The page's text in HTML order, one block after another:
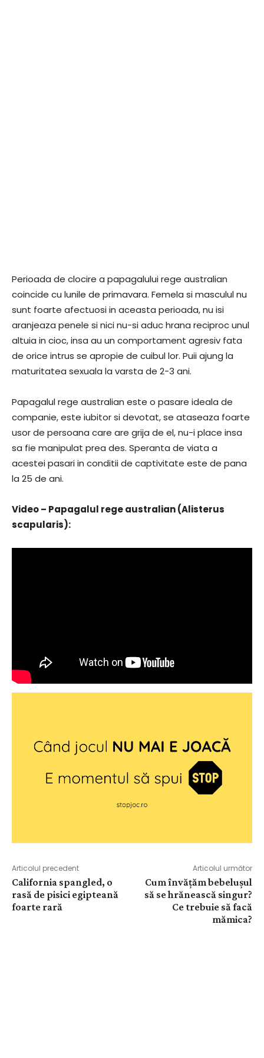
Perioada de clocire a papagalului rege australian
coincide cu lunile de primavara. Femela si masculul nu
sunt foarte afectuosi in aceasta perioada, nu isi
aranjeaza penele si nici nu-si aduc hrana reciproc unul
altuia in cioc, insa au un comportament agresiv fata
de orice intrus se apropie de cuibul lor. Puii ajung la
maturitatea sexuala la varsta de 2-3 ani.
Papagalul rege australian este o pasare ideala de
companie, este iubitor si devotat, se ataseaza foarte
usor de persoana care are grija de el, nu-i place insa
sa fie manipulat prea des. Speranta de viata a
acestei pasari in conditii de captivitate este de pana
la 25 de ani.
Video – Papagalul rege australian (Alisterus
scapularis):
Articolul precedent
California spangled, o
rasă de pisici egipteană
foarte rară
Articolul următor
Cum învățăm bebelușul
să se hrănească singur?
Ce trebuie să facă
mămica?